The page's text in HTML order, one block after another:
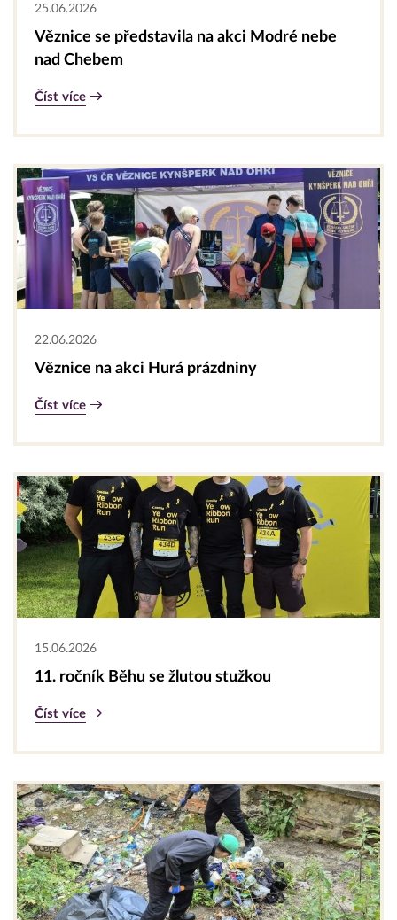
25.06.2026
Věznice se představila na akci Modré nebe
nad Chebem
Číst více
22.06.2026
Věznice na akci Hurá prázdniny
Číst více
15.06.2026
11. ročník Běhu se žlutou stužkou
Číst více